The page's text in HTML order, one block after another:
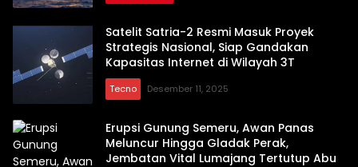
Satelit Satria-2 Resmi Masuk Proyek
Strategis Nasional, Siap Gandakan
Kapasitas Internet di Wilayah 3T
Tecno Desember 11, 2025
Erupsi Gunung Semeru, Awan Panas
Meluncur Hingga Gladak Perak,
Jembatan Vital Lumajang Tertutup Abu